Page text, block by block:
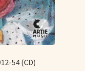
54 (CD)